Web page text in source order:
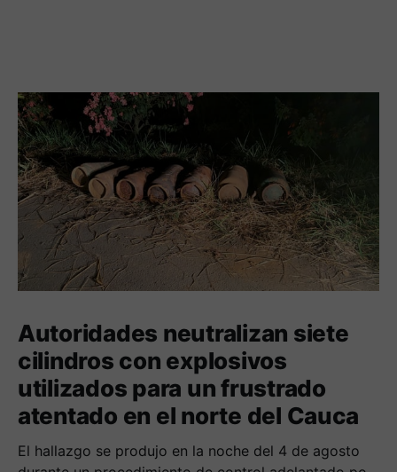
Autoridades neutralizan siete
cilindros con explosivos
utilizados para un frustrado
atentado en el norte del Cauca
El hallazgo se produjo en la noche del 4 de agosto